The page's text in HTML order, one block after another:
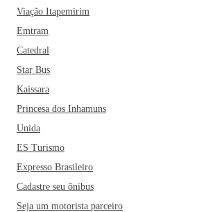
Viação Itapemirim
Emtram
Catedral
Star Bus
Kaissara
Princesa dos Inhamuns
Unida
ES Turismo
Expresso Brasileiro
Cadastre seu ônibus
Seja um motorista parceiro